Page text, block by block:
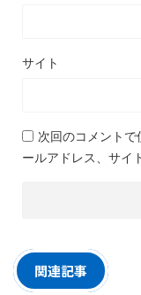
サイト
次回のコメント
ールアドレス、サイ
関連記事